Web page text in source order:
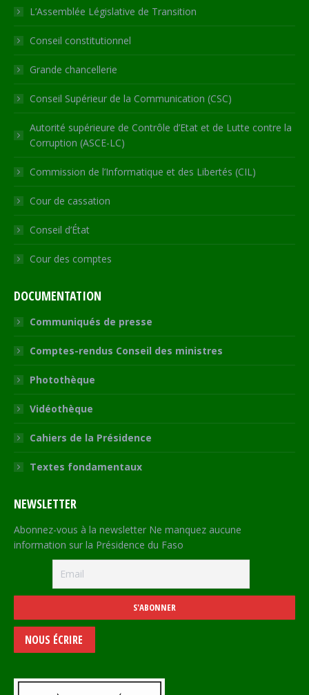
in
new
window
in
new
window
in
new
window
in
new
window
opens
in
new
L’Assemblée Législative de Transition
Conseil constitutionnel
Grande chancellerie
Conseil Supérieur de la Communication (CSC)
Autorité supérieure de Contrôle d’Etat et de Lutte contre la
Corruption (ASCE-LC)
Commission de l’Informatique et des Libertés (CIL)
Cour de cassation
Conseil d’État
Cour des comptes
DOCUMENTATION
Communiqués de presse
Comptes-rendus Conseil des ministres
Photothèque
Vidéothèque
Cahiers de la Présidence
Textes fondamentaux
NEWSLETTER
Abonnez-vous à la newsletter Ne manquez aucune
information sur la Présidence du Faso
NOUS ÉCRIRE